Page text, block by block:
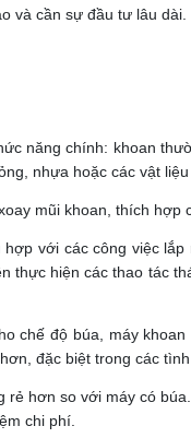
và cần sự đầu tư lâu dài.
năng chính: khoan
nhựa hoặc các vật liệu
mũi khoan, thích hợp
với các công việc
thực hiện các thao tác
chế độ búa, máy
đặc biệt trong các
rẻ hơn so với máy có
chi phí.